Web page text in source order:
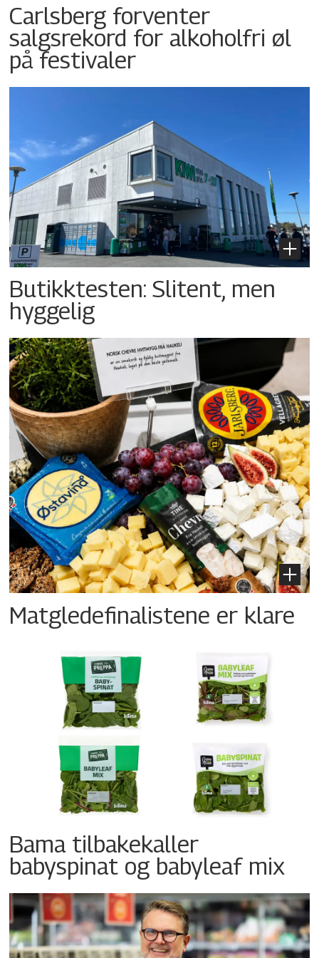
Carlsberg forventer
salgsrekord for alkoholfri øl
på festivaler
Butikktesten: Slitent, men
hyggelig
Matgledefinalistene er klare
Bama tilbakekaller
babyspinat og babyleaf mix